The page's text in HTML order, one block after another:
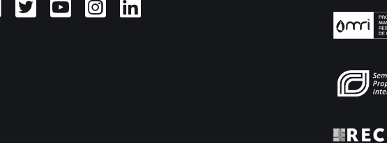
Facebook
TwitterYoutube
Instagram
Linkedin